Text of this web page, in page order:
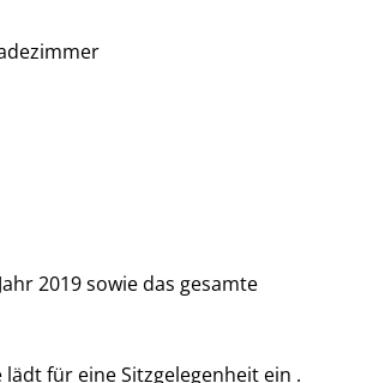
2019 sowie das gesamte
für eine Sitzgelegenheit ein .